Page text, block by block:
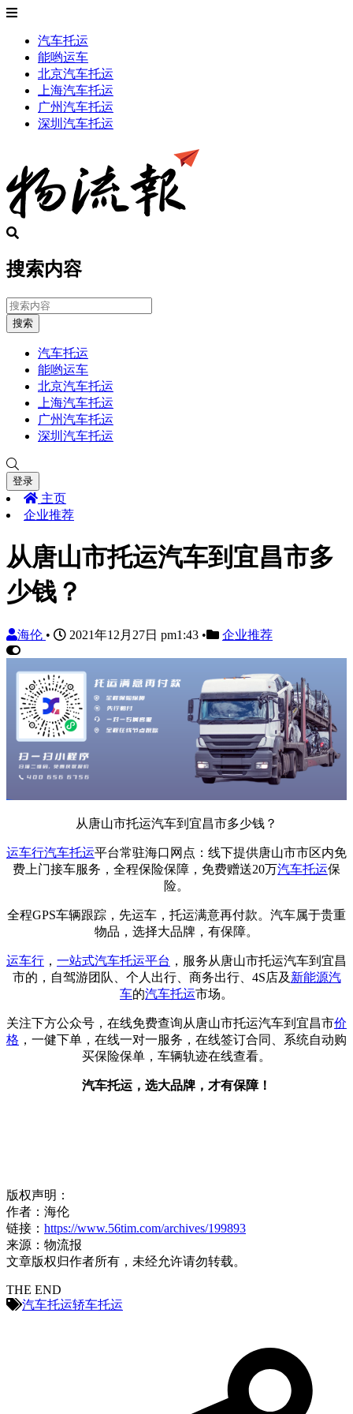
汽车托运
能哟运车
北京汽车托运
上海汽车托运
广州汽车托运
深圳汽车托运
搜索内容
搜索
汽车托运
能哟运车
北京汽车托运
上海汽车托运
广州汽车托运
深圳汽车托运
登录
主页
企业推荐
从唐山市托运汽车到宜昌市多
少钱？
海伦 • 2021年12月27日 pm1:43 • 企业推荐
从唐山市托运汽车到宜昌市多少钱？
运车行汽车托运平台常驻海口网点：线下提供唐山市市区内免
费上门接车服务，全程保险保障，免费赠送20万汽车托运保
险。
全程GPS车辆跟踪，先运车，托运满意再付款。汽车属于贵重
物品，选择大品牌，有保障。
运车行 ， 一站式汽车托运平台 ，服务从唐山市托运汽车到宜昌
市的，自驾游团队、个人出行、商务出行、4S店及 新能源汽
车的汽车托运市场。
关注下方公众号，在线免费查询从唐山市托运汽车到宜昌市价
格 ，一健下单，在线一对一服务，在线签订合同、系统自动购
买保险保单，车辆轨迹在线查看。
汽车托运，选大品牌，才有保障！
版权声明：
作者：海伦
链接： https://www.56tim.com/archives/199893
来源：物流报
文章版权归作者所有，未经允许请勿转载。
THE END
汽车托运轿车托运